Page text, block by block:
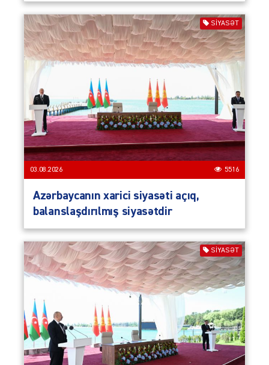
SIYASƏT
03.08.2026 5516
Azərbaycanın xarici siyasəti açıq,
balanslaşdırılmış siyasətdir
SIYASƏT